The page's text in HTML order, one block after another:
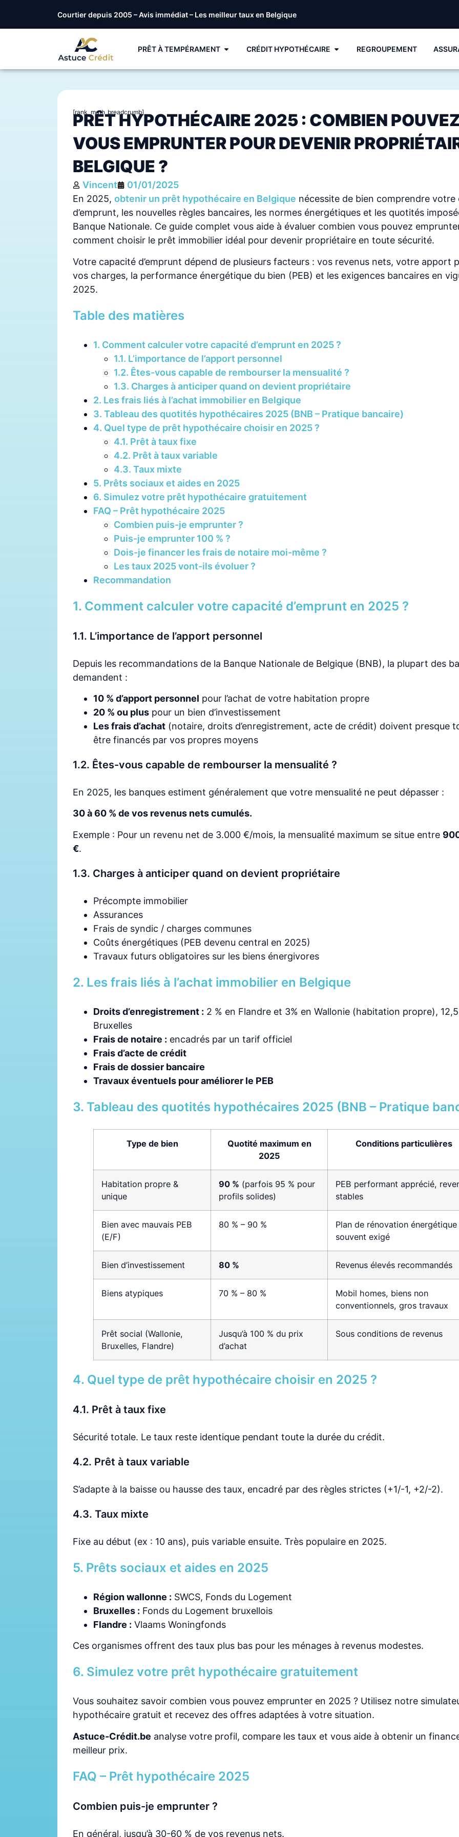
Courtier depuis 2005 – Avis immédiat – Les meilleur taux en Belgique
PRÊT À TEMPÉRAMENT CRÉDIT HYPOTHÉCAIRE REGROUPEMENT
[rank_math_breadcrumb]
PRÊT HYPOTHÉCAIRE 2025 : COMBIEN
VOUS EMPRUNTER POUR DEVENIR
BELGIQUE ?
Vincent
01/01/2025
En 2025, obtenir un prêt hypothécaire en Belgique nécessite de bien comprendre votre
d’emprunt, les nouvelles règles bancaires, les normes énergétiques et les quotités
Banque Nationale. Ce guide complet vous aide à évaluer combien vous pouvez
comment choisir le prêt immobilier idéal pour devenir propriétaire en toute sécurité.
Votre capacité d’emprunt dépend de plusieurs facteurs : vos revenus nets, votre apport
vos charges, la performance énergétique du bien (PEB) et les exigences bancaires en
2025.
Table des matières
1. Comment calculer votre capacité d’emprunt en 2025 ?
1.1. L’importance de l’apport personnel
1.2. Êtes-vous capable de rembourser la mensualité ?
1.3. Charges à anticiper quand on devient propriétaire
2. Les frais liés à l’achat immobilier en Belgique
3. Tableau des quotités hypothécaires 2025 (BNB – Pratique bancaire)
4. Quel type de prêt hypothécaire choisir en 2025 ?
4.1. Prêt à taux fixe
4.2. Prêt à taux variable
4.3. Taux mixte
5. Prêts sociaux et aides en 2025
6. Simulez votre prêt hypothécaire gratuitement
FAQ – Prêt hypothécaire 2025
Combien puis-je emprunter ?
Puis-je emprunter 100 % ?
Dois-je financer les frais de notaire moi-même ?
Les taux 2025 vont-ils évoluer ?
Recommandation
1. Comment calculer votre capacité d’emprunt en 2025 ?
1.1. L’importance de l’apport personnel
Depuis les recommandations de la Banque Nationale de Belgique (BNB), la plupart des
demandent :
10 % d’apport personnel pour l’achat de votre habitation propre
20 % ou plus pour un bien d’investissement
Les frais d’achat (notaire, droits d’enregistrement, acte de crédit) doivent presque
être financés par vos propres moyens
1.2. Êtes-vous capable de rembourser la mensualité ?
En 2025, les banques estiment généralement que votre mensualité ne peut dépasser :
30 à 60 % de vos revenus nets cumulés.
Exemple : Pour un revenu net de 3.000 €/mois, la mensualité maximum se situe entre
€.
1.3. Charges à anticiper quand on devient propriétaire
Précompte immobilier
Assurances
Frais de syndic / charges communes
Coûts énergétiques (PEB devenu central en 2025)
Travaux futurs obligatoires sur les biens énergivores
2. Les frais liés à l’achat immobilier en Belgique
Droits d’enregistrement : 2 % en Flandre et 3% en Wallonie (habitation propre),
Bruxelles
Frais de notaire : encadrés par un tarif officiel
Frais d’acte de crédit
Frais de dossier bancaire
Travaux éventuels pour améliorer le PEB
3. Tableau des quotités hypothécaires 2025 (BNB – Pratique
Type de bien
Quotité maximum en
2025
Conditions particulières
Habitation propre &
unique
90 % (parfois 95 % pour
profils solides)
PEB performant apprécié,
stables
Bien avec mauvais PEB
(E/F)
80 % – 90 %
Plan de rénovation énergétique
souvent exigé
Bien d’investissement 80 % Revenus élevés recommandés
Biens atypiques 70 % – 80 %
Mobil homes, biens non
conventionnels, gros travaux
Prêt social (Wallonie,
Bruxelles, Flandre)
Jusqu’à 100 % du prix
d’achat
Sous conditions de revenus
4. Quel type de prêt hypothécaire choisir en 2025 ?
4.1. Prêt à taux fixe
Sécurité totale. Le taux reste identique pendant toute la durée du crédit.
4.2. Prêt à taux variable
S’adapte à la baisse ou hausse des taux, encadré par des règles strictes (+1/-1, +2/-2).
4.3. Taux mixte
Fixe au début (ex : 10 ans), puis variable ensuite. Très populaire en 2025.
5. Prêts sociaux et aides en 2025
Région wallonne : SWCS, Fonds du Logement
Bruxelles : Fonds du Logement bruxellois
Flandre : Vlaams Woningfonds
Ces organismes offrent des taux plus bas pour les ménages à revenus modestes.
6. Simulez votre prêt hypothécaire gratuitement
Vous souhaitez savoir combien vous pouvez emprunter en 2025 ? Utilisez notre
hypothécaire gratuit et recevez des offres adaptées à votre situation.
Astuce-Crédit.be analyse votre profil, compare les taux et vous aide à obtenir un
meilleur prix.
FAQ – Prêt hypothécaire 2025
Combien puis-je emprunter ?
En général, jusqu’à 30-60 % de vos revenus nets.